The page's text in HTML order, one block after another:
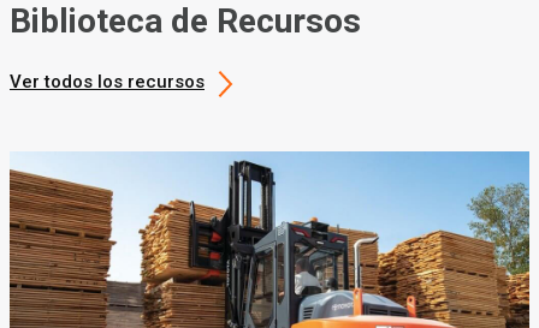
Biblioteca de Recursos
Ver todos los recursos